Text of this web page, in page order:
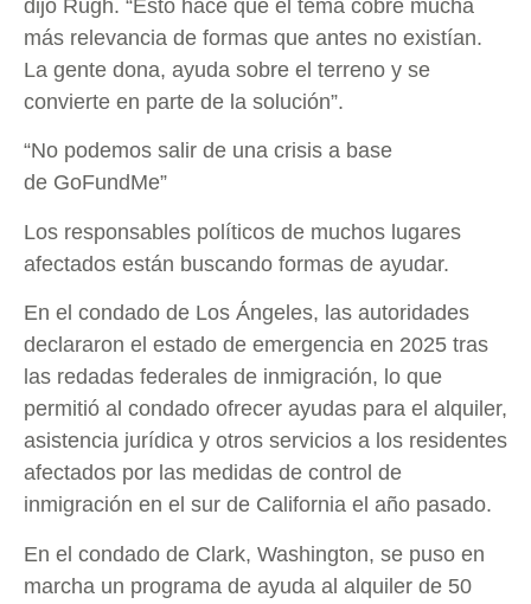
dijo Rugh. “Esto hace que el tema cobre mucha
más relevancia de formas que antes no existían.
La gente dona, ayuda sobre el terreno y se
convierte en parte de la solución”.
“No podemos salir de una crisis a base
de GoFundMe”
Los responsables políticos de muchos lugares
afectados están buscando formas de ayudar.
En el condado de Los Ángeles, las autoridades
declararon el estado de emergencia en 2025 tras
las redadas federales de inmigración, lo que
permitió al condado ofrecer ayudas para el alquiler,
asistencia jurídica y otros servicios a los residentes
afectados por las medidas de control de
inmigración en el sur de California el año pasado.
En el condado de Clark, Washington, se puso en
marcha un programa de ayuda al alquiler de 50